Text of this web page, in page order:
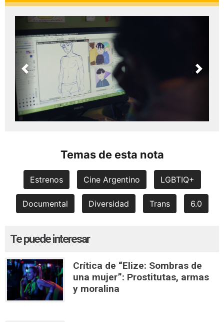
Previous Next
Temas de esta nota
Estrenos Cine Argentino LGBTIQ+
Documental Diversidad Trans 6.0
Te puede interesar
Crítica de “Elize: Sombras de
una mujer”: Prostitutas, armas
y moralina